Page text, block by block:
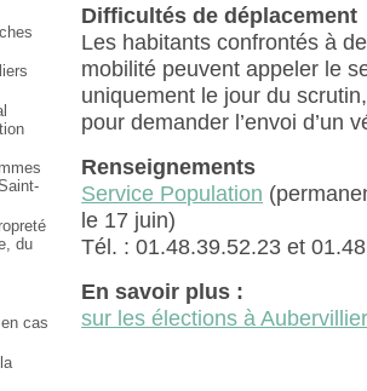
du
cas
Difficultés de déplacement
Les habitants confrontés à
mobilité peuvent appeler le
uniquement le jour du scrutin,
pour demander l’envoi d’un
Renseignements
Service Population
le 17 juin)
Tél. : 01.48.39.52.23 et
En savoir plus :
sur les élections à